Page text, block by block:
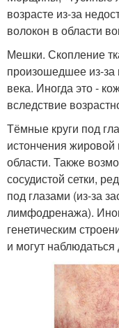
возрасте из-за
волокон в области
Мешки. Скопление
произошедшее из-
века. Иногда это -
вследствие
Тёмные круги под
истончения
области. Также
сосудистой сетки,
под глазами (из-за
лимфодренажа).
генетическим
и могут